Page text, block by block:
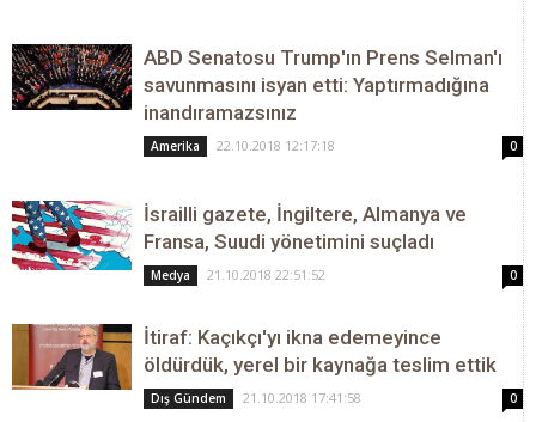
ABD Senatosu Trump'ın Prens Selman'ı
savunmasını isyan etti: Yaptırmadığına
inandıramazsınız
Amerika 22.10.2018 12:17:18 0
İsrailli gazete, İngiltere, Almanya ve
Fransa, Suudi yönetimini suçladı
Medya 21.10.2018 22:51:52 0
İtiraf: Kaçıkçı'yı ikna edemeyince
öldürdük, yerel bir kaynağa teslim ettik
Dış Gündem 21.10.2018 17:41:58 0